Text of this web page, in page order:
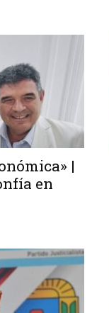
|
en